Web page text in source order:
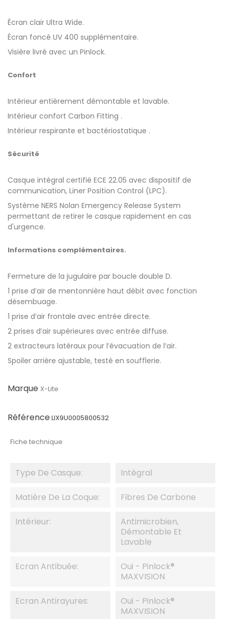
Écran clair Ultra Wide.
Écran foncé UV 400 supplémentaire.
Visière livré avec un Pinlock.
Confort
Intérieur entièrement démontable et lavable.
Intérieur confort Carbon Fitting .
Intérieur respirante et bactériostatique .
Sécurité
Casque intégral certifié ECE 22.05 avec dispositif de
communication, Liner Position Control (LPC).
Système NERS Nolan Emergency Release System
permettant de retirer le casque rapidement en cas
d'urgence.
Informations complémentaires.
Fermeture de la jugulaire par boucle double D.
1 prise d’air de mentonnière haut débit avec fonction
désembuage.
1 prise d’air frontale avec entrée directe.
2 prises d’air supérieures avec entrée diffuse.
2 extracteurs latéraux pour l’évacuation de l’air.
Spoiler arrière ajustable, testé en soufflerie.
Marque X-Lite
RéférenceLIX9U0005800532
Fiche technique
Type De Casque: Intégral
Matière De La Coque: Fibres De Carbone
Intérieur:
Antimicrobien,
Démontable Et
Lavable
Ecran Antibuée:
Oui - Pinlock®
MAXVISION
Ecran Antirayures:
Oui - Pinlock®
MAXVISION